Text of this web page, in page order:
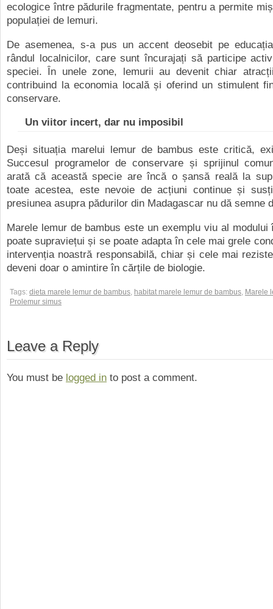
ecologice între pădurile fragmentate, pentru a permite
populației de lemuri.
De asemenea, s-a pus un accent deosebit pe
rândul localnicilor, care sunt încurajați să participe
speciei. În unele zone, lemurii au devenit chiar
contribuind la economia locală și oferind un stimulent
conservare.
Un viitor incert, dar nu imposibil
Deși situația marelui lemur de bambus este critică,
Succesul programelor de conservare și sprijinul
arată că această specie are încă o șansă reală la
toate acestea, este nevoie de acțiuni continue și
presiunea asupra pădurilor din Madagascar nu dă semne
Marele lemur de bambus este un exemplu viu al modului
poate supraviețui și se poate adapta în cele mai grele
intervenția noastră responsabilă, chiar și cele mai
deveni doar o amintire în cărțile de biologie.
Tags: dieta marele lemur de bambus, habitat marele lemur de bambus, Marele
Prolemur simus
Leave a Reply
You must be logged in to post a comment.